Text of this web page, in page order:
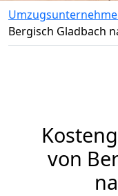
Bergisch Gladbach
von